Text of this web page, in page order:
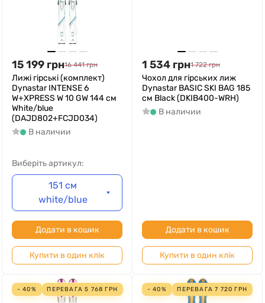
15 199 грн16 441 грн
Лижі гірські (комплект)
Dynastar INTENSE 6
W+XPRESS W 10 GW 144 см
White/blue
(DAJD802+FCJD034)
В наличии
Виберіть артикул:
151 см
white/blue
Додати в кошик
Купити в один клік
1 534 грн1 722 грн
Чохол для гірських лиж
Dynastar BASIC SKI BAG 185
см Black (DKIB400-WRH)
В наличии
Додати в кошик
Купити в один клік
- 40% ПЕРЕВАГА5 768 ГРН - 40% ПЕРЕВАГА7 720 ГРН